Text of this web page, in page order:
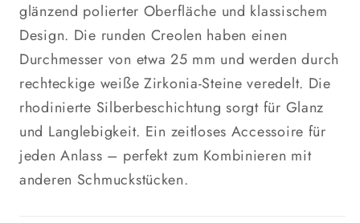
glänzend polierter Oberfläche und klassischem
Design. Die runden Creolen haben einen
Durchmesser von etwa 25 mm und werden durch
rechteckige weiße Zirkonia-Steine veredelt. Die
rhodinierte Silberbeschichtung sorgt für Glanz
und Langlebigkeit. Ein zeitloses Accessoire für
jeden Anlass – perfekt zum Kombinieren mit
anderen Schmuckstücken.